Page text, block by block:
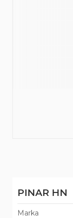
PINAR HN
Marka